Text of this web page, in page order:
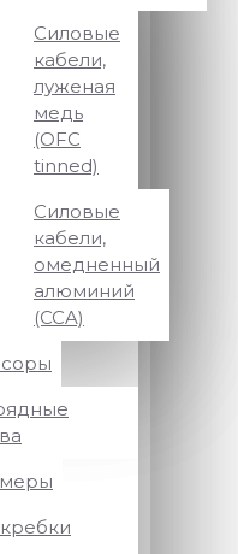
Силовые
кабели,
луженая
медь
(OFC
tinned)
Силовые
кабели,
омедненный
алюминий
(CCA)